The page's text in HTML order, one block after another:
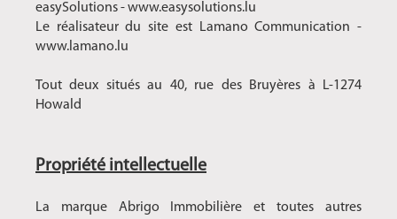
easySolutions - www.easysolutions.lu
Le réalisateur du site est Lamano Communication -
www.lamano.lu
Tout deux situés au 40, rue des Bruyères à L-1274
Howald
Propriété intellectuelle
La marque Abrigo Immobilière et toutes autres